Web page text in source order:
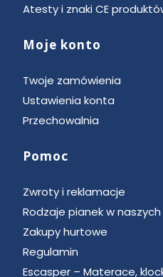
Atesty i znaki CE
Moje konto
Twoje zamówienia
Ustawienia konta
Przechowalnia
Pomoc
Zwroty i reklamacje
Rodzaje pianek w
Zakupy hurtowe
Regulamin
Escasper – Materace,